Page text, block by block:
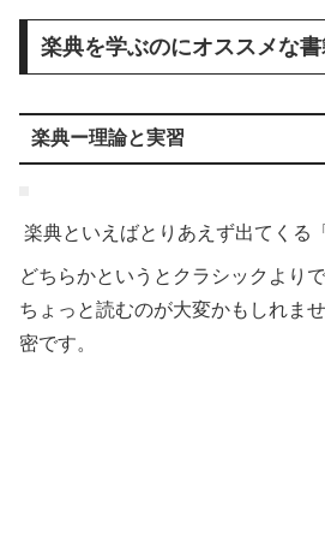
楽典を学ぶのにオススメな
楽典ー理論と実習
楽典といえばとりあえず出てくる
どちらかというとクラシックより
ちょっと読むのが大変かもしれま
密です。